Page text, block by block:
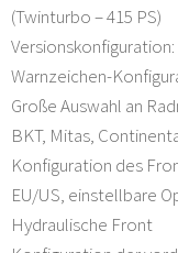
(Twinturbo – 415 PS)
Versionskonfiguration:
Warnzeichen-
Große Auswahl an
BKT, Mitas,
Konfiguration des
EU/US, einstellbare
Hydraulische Front